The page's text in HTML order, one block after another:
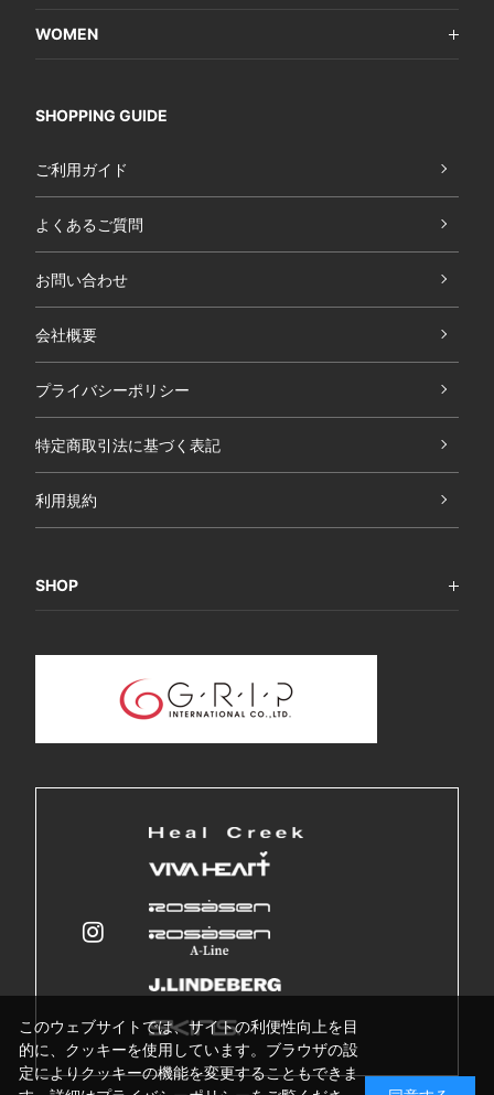
WOMEN
SHOPPING GUIDE
ご利用ガイド
よくあるご質問
お問い合わせ
会社概要
プライバシーポリシー
特定商取引法に基づく表記
利用規約
SHOP
このウェブサイトでは、サイトの利便性向上を目
的に、クッキーを使用しています。ブラウザの設
定によりクッキーの機能を変更することもできま